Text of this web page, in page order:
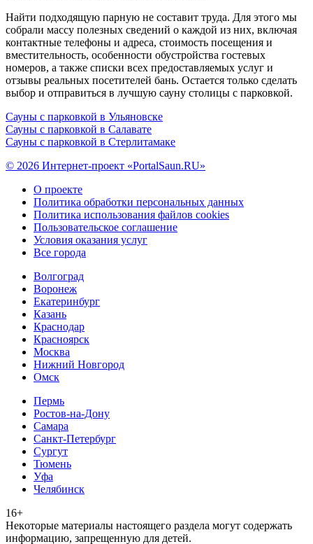
Найти подходящую парную не составит труда. Для этого мы
собрали массу полезных сведений о каждой из них, включая
контактные телефоны и адреса, стоимость посещения и
вместительность, особенности обустройства гостевых
номеров, а также списки всех предоставляемых услуг и
отзывы реальных посетителей бань. Остается только сделать
выбор и отправиться в лучшую сауну столицы с парковкой.
Сауны с парковкой в Ульяновске
Сауны с парковкой в Салавате
Сауны с парковкой в Стерлитамаке
© 2026 Интернет-проект «PortalSaun.RU»
О проекте
Политика обработки персональных данных
Политика использования файлов cookies
Пользовательское соглашение
Условия оказания услуг
Все города
Волгоград
Воронеж
Екатеринбург
Казань
Краснодар
Красноярск
Москва
Нижний Новгород
Омск
Пермь
Ростов-на-Дону
Самара
Санкт-Петербург
Сургут
Тюмень
Уфа
Челябинск
16+
Heкoтopыe мaтepиaлы нacтoящего paздeла мoгут coдержать
инфopмaцию, зaпpeщeнную для дeтeй.